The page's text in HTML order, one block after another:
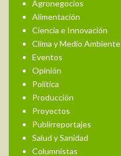
Agronegocios
Alimentación
Ciencia e Innovación
Clima y Medio Ambiente
Eventos
Opinión
Política
Producción
Proyectos
Publirreportajes
Salud y Sanidad
Columnistas